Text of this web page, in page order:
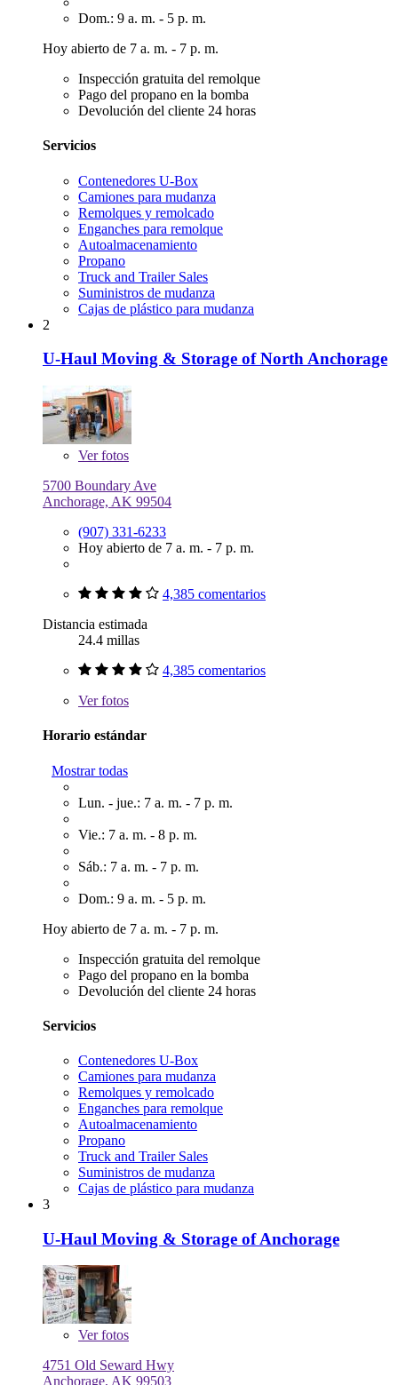
Dom.: 9 a. m. - 5 p. m.
Hoy abierto de 7 a. m. - 7 p. m.
Inspección gratuita del remolque
Pago del propano en la bomba
Devolución del cliente 24 horas
Servicios
Contenedores U-Box
Camiones para mudanza
Remolques y remolcado
Enganches para remolque
Autoalmacenamiento
Propano
Truck and Trailer Sales
Suministros de mudanza
Cajas de plástico para mudanza
2
U-Haul Moving & Storage of North Anchorage
Verfotos
5700 Boundary Ave
Anchorage, AK 99504
(907) 331-6233
Hoy abierto de 7 a. m. - 7 p. m.
4,385 comentarios
Distancia estimada
24.4 millas
4,385 comentarios
Verfotos
Horario estándar
Mostrar todas
Lun. - jue.: 7 a. m. - 7 p. m.
Vie.: 7 a. m. - 8 p. m.
Sáb.: 7 a. m. - 7 p. m.
Dom.: 9 a. m. - 5 p. m.
Hoy abierto de 7 a. m. - 7 p. m.
Inspección gratuita del remolque
Pago del propano en la bomba
Devolución del cliente 24 horas
Servicios
Contenedores U-Box
Camiones para mudanza
Remolques y remolcado
Enganches para remolque
Autoalmacenamiento
Propano
Truck and Trailer Sales
Suministros de mudanza
Cajas de plástico para mudanza
3
U-Haul Moving & Storage of Anchorage
Verfotos
4751 Old Seward Hwy
Anchorage, AK 99503